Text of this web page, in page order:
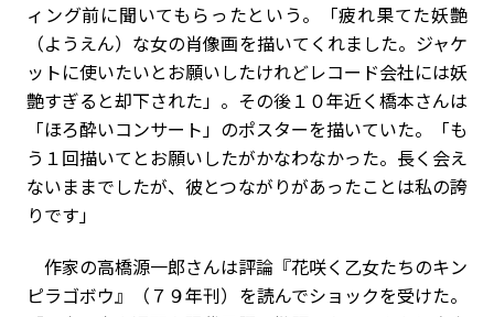
ィング前に聞いてもらったという。「疲れ果てた妖艶
（ようえん）な女の肖像画を描いてくれました。ジャケ
ットに使いたいとお願いしたけれどレコード会社には妖
艶すぎると却下された」。その後１０年近く橋本さんは
「ほろ酔いコンサート」のポスターを描いていた。「も
う１回描いてとお願いしたがかなわなかった。長く会え
ないままでしたが、彼とつながりがあったことは私の誇
りです」
作家の高橋源一郎さんは評論『花咲く乙女たちのキン
ピラゴボウ』（７９年刊）を読んでショックを受けた。